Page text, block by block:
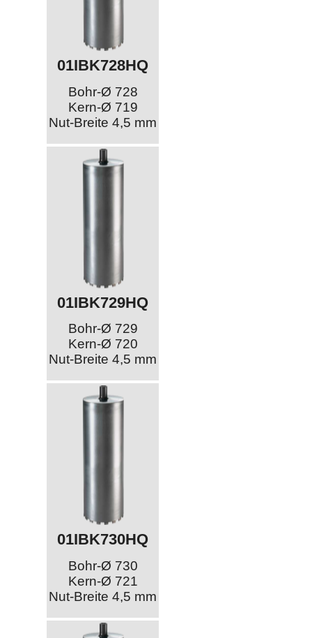
01IBK728HQ
Bohr-Ø 728
Kern-Ø 719
Nut-Breite 4,5 mm
01IBK729HQ
Bohr-Ø 729
Kern-Ø 720
Nut-Breite 4,5 mm
01IBK730HQ
Bohr-Ø 730
Kern-Ø 721
Nut-Breite 4,5 mm